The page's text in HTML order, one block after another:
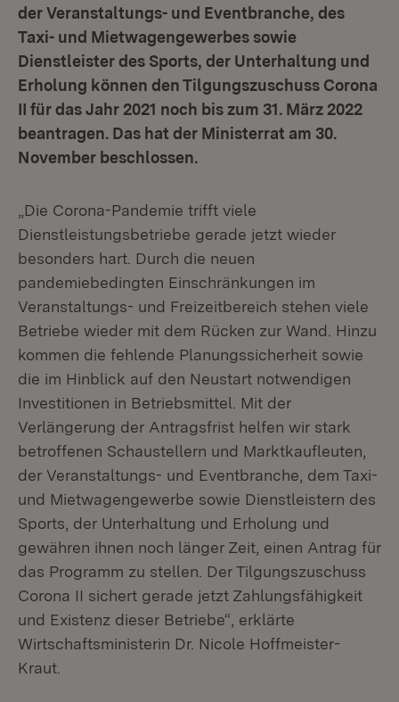
der Veranstaltungs- und Eventbranche, des
Taxi- und Mietwagengewerbes sowie
Dienstleister des Sports, der Unterhaltung und
Erholung können den Tilgungszuschuss Corona
II für das Jahr 2021 noch bis zum 31. März 2022
beantragen. Das hat der Ministerrat am 30.
November beschlossen.
„Die Corona-Pandemie trifft viele
Dienstleistungsbetriebe gerade jetzt wieder
besonders hart. Durch die neuen
pandemiebedingten Einschränkungen im
Veranstaltungs- und Freizeitbereich stehen viele
Betriebe wieder mit dem Rücken zur Wand. Hinzu
kommen die fehlende Planungssicherheit sowie
die im Hinblick auf den Neustart notwendigen
Investitionen in Betriebsmittel. Mit der
Verlängerung der Antragsfrist helfen wir stark
betroffenen Schaustellern und Marktkaufleuten,
der Veranstaltungs- und Eventbranche, dem Taxi-
und Mietwagengewerbe sowie Dienstleistern des
Sports, der Unterhaltung und Erholung und
gewähren ihnen noch länger Zeit, einen Antrag für
das Programm zu stellen. Der Tilgungszuschuss
Corona II sichert gerade jetzt Zahlungsfähigkeit
und Existenz dieser Betriebe“, erklärte
Wirtschaftsministerin Dr. Nicole Hoffmeister-
Kraut.